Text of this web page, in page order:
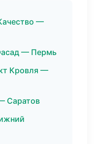
—
— Пермь
Кровля —
Саратов